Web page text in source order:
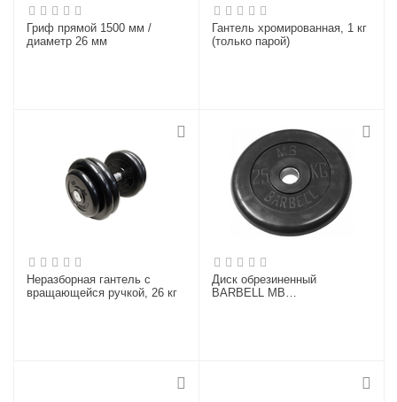
Гриф прямой 1500 мм /
диаметр 26 мм
Гантель хромированная, 1 кг
(только парой)
Неразборная гантель c
вращающейся ручкой, 26 кг
Диск обрезиненный
BARBELL MB